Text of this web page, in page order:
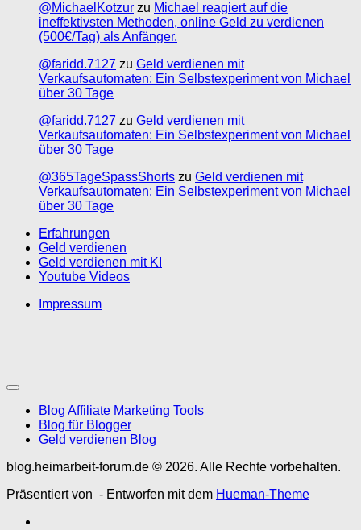
@MichaelKotzur zu Michael reagiert auf die
ineffektivsten Methoden, online Geld zu verdienen
(500€/Tag) als Anfänger.
@faridd.7127 zu Geld verdienen mit
Verkaufsautomaten: Ein Selbstexperiment von Michael
über 30 Tage
@faridd.7127 zu Geld verdienen mit
Verkaufsautomaten: Ein Selbstexperiment von Michael
über 30 Tage
@365TageSpassShorts zu Geld verdienen mit
Verkaufsautomaten: Ein Selbstexperiment von Michael
über 30 Tage
Erfahrungen
Geld verdienen
Geld verdienen mit KI
Youtube Videos
Impressum
Blog Affiliate Marketing Tools
Blog für Blogger
Geld verdienen Blog
blog.heimarbeit-forum.de © 2026. Alle Rechte vorbehalten.
Präsentiert von - Entworfen mit dem Hueman-Theme